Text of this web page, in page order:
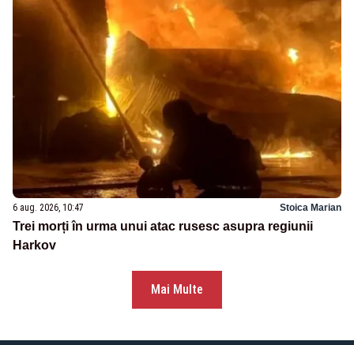
6 aug. 2026, 10:47 Stoica Marian
Trei morți în urma unui atac rusesc asupra regiunii
Harkov
Mai Multe